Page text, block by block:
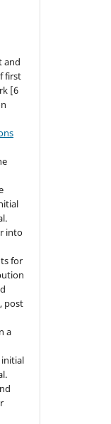
and
first
[6
into
for
post
a